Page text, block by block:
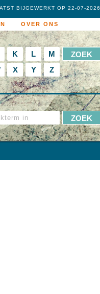
OVER ONS
BIJGEWERKT OP 22-07-2026
K L
M
X Y Z